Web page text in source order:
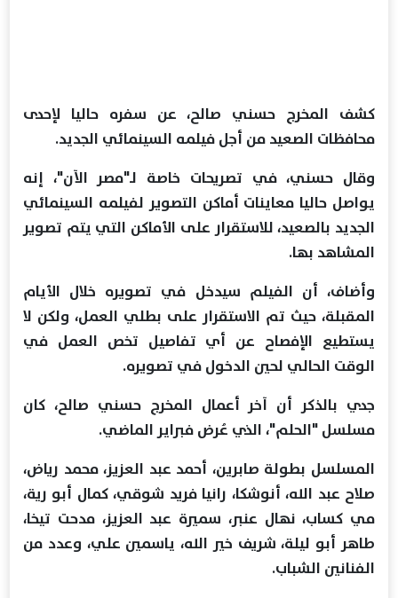
كشف المخرج حسني صالح، عن سفره حاليا لإحدى
محافظات الصعيد من أجل فيلمه السينمائي الجديد.
وقال حسني، في تصريحات خاصة لـ"مصر الآن"، إنه
يواصل حاليا معاينات أماكن التصوير لفيلمه السينمائي
الجديد بالصعيد، للاستقرار على الأماكن التي يتم تصوير
المشاهد بها.
وأضاف، أن الفيلم سيدخل في تصويره خلال الأيام
المقبلة، حيث تم الاستقرار على بطلي العمل، ولكن لا
يستطيع الإفصاح عن أي تفاصيل تخص العمل في
الوقت الحالي لحين الدخول في تصويره.
جدي بالذكر أن آخر أعمال المخرج حسني صالح، كان
مسلسل "الحلم"، الذي عُرض فبراير الماضي.
المسلسل بطولة صابرين، أحمد عبد العزيز، محمد رياض،
صلاح عبد الله، أنوشكا، رانيا فريد شوقي، كمال أبو رية،
مي كساب، نهال عنبر، سميرة عبد العزيز، مدحت تيخا،
طاهر أبو ليلة، شريف خير الله، ياسمين علي، وعدد من
الفنانين الشباب.